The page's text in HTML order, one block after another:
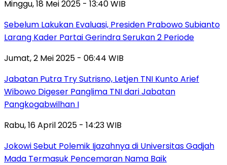
Minggu, 18 Mei 2025 - 13:40 WIB
Sebelum Lakukan Evaluasi, Presiden Prabowo Subianto
Larang Kader Partai Gerindra Serukan 2 Periode
Jumat, 2 Mei 2025 - 06:44 WIB
Jabatan Putra Try Sutrisno, Letjen TNI Kunto Arief
Wibowo Digeser Panglima TNI dari Jabatan
Pangkogabwilhan I
Rabu, 16 April 2025 - 14:23 WIB
Jokowi Sebut Polemik Ijazahnya di Universitas Gadjah
Mada Termasuk Pencemaran Nama Baik